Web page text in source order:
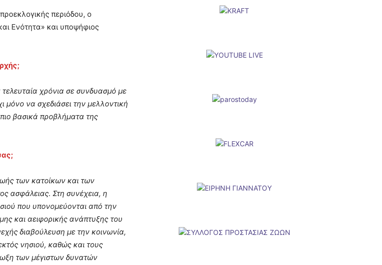
περιόδου, ο
Ενότητα» και υποψήφιος
χρόνια σε συνδυασμό με
να σχεδιάσει την μελλοντική
βασικά προβλήματα της
των κατοίκων και των
ασφάλειας. Στη συνέχεια, η
που υπονομεύονται από την
και αειφορικής ανάπτυξης του
διαβούλευση με την κοινωνία,
νησιού, καθώς και τους
των μέγιστων δυνατών